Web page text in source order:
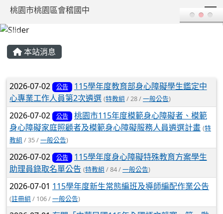
桃園市桃園區會稽國中
本站消息
文章列表
2026-07-02 公告
115學年度教育部身心障礙學生鑑定中
心專業工作人員第2次遴選 (特教組 / 28 /一般公告)
2026-07-02 公告
桃園市115年度模範身心障礙者、模範
身心障礙家庭照顧者及模範身心障礙服務人員遴選計畫 (特
教組 / 35 /一般公告)
2026-07-02 公告
115學年度身心障礙特殊教育方案學生
助理員錄取名單公告 (特教組 / 84 /一般公告)
2026-07-01 115學年度新生常態編班及導師編配作業公告
(註冊組 / 106 /一般公告)